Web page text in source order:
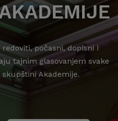
počasni, dopisni i
tajnim glasovanjem svake
Akademije.